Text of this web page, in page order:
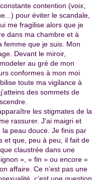
contention (voix,
pour éviter le scandale,
me fragilise alors que je
dans ma chambre et à
femme que je suis. Mon
Devant le miroir,
au gré de mon
conformes à mon moi
toute ma vigilance à
des sommets de
les stigmates de la
rassurer. J’ai maigri et
peau douce. Je finis par
et que, peu à peu, il fait de
claustrée dans une
», « fin » ou encore «
affaire. Ce n’est pas une
c’est une question